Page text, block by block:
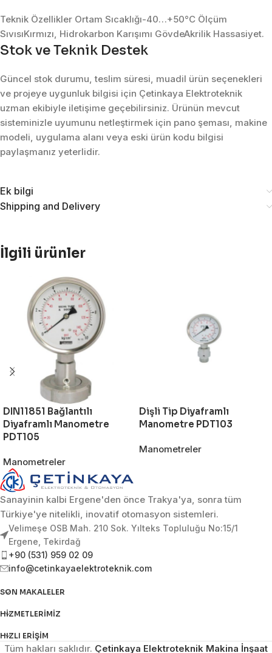
Teknik Özellikler Ortam Sıcaklığı-40…+50°C Ölçüm
SıvısıKırmızı, Hidrokarbon Karışımı GövdeAkrilik Hassasiyet.
Stok ve Teknik Destek
Güncel stok durumu, teslim süresi, muadil ürün seçenekleri
ve projeye uygunluk bilgisi için Çetinkaya Elektroteknik
uzman ekibiyle iletişime geçebilirsiniz. Ürünün mevcut
sisteminizle uyumunu netleştirmek için pano şeması, makine
modeli, uygulama alanı veya eski ürün kodu bilgisi
paylaşmanız yeterlidir.
Ek bilgi
Shipping and Delivery
İlgili ürünler
DIN11851 Bağlantılı
Diyaframlı Manometre
PDT105
Manometreler
Dişli Tip Diyaframlı
Manometre PDT103
Manometreler
Sanayinin kalbi Ergene'den önce Trakya'ya, sonra tüm
Türkiye'ye nitelikli, inovatif otomasyon sistemleri.
Velimeşe OSB Mah. 210 Sok. Yılteks Topluluğu No:15/1
Ergene, Tekirdağ
+90 (531) 959 02 09
info@cetinkayaelektroteknik.com
SON MAKALELER
HIZMETLERIMIZ
HIZLI ERIŞIM
Tüm hakları saklıdır. Çetinkaya Elektroteknik Makina İnşaat